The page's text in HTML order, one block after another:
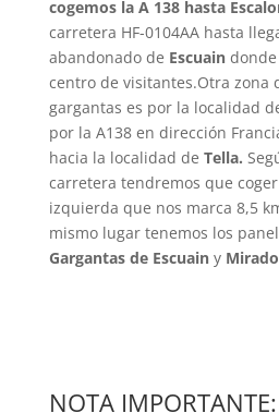
cogemos la A 138 hasta
carretera HF-0104AA hasta
abandonado de Escuaindonde
centro de visitantes.Otra zona
gargantas es por la localidad
por la A138 en dirección
hacia la localidad de Tella.
carretera tendremos que
izquierda que nos marca 8,5
mismo lugar tenemos los
Gargantas de Escuainy
NOTA IMPORTANTE: